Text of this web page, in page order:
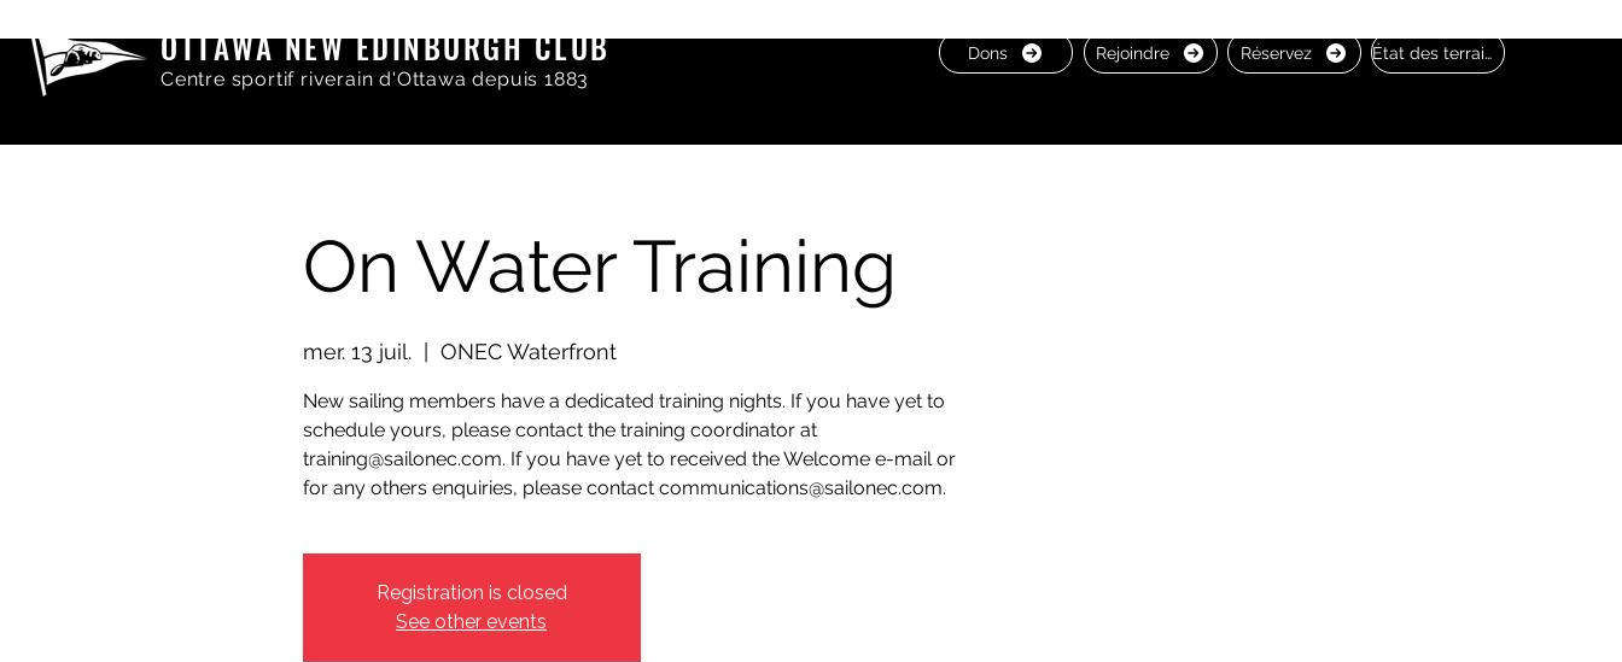
OTTAWA NEW EDINBURGH CLUB
Centre sportif riverain d'Ottawa depuis 1883
Dons Rejoindre Réservez État des terrains
On Water Training
mer. 13 juil.
  |
ONEC Waterfront
New sailing members have a dedicated training nights. If you have yet to
schedule yours, please contact the training coordinator at
training@sailonec.com. If you have yet to received the Welcome e-mail or
for any others enquiries, please contact communications@sailonec.com.
Registration is closed
See other events